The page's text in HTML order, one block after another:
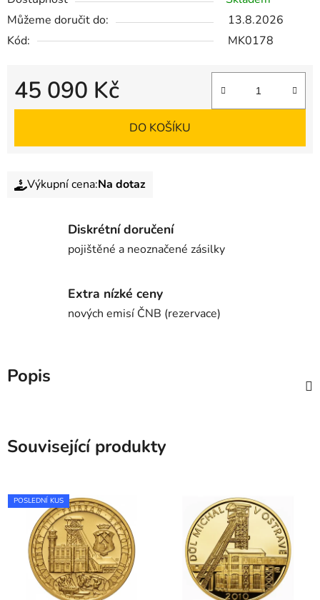
Můžeme doručit do:
13.8.2026
Kód:
MK0178
45 090 Kč
DO KOŠÍKU
Výkupní cena:Na dotaz
Diskrétní doručení
pojištěné a neoznačené zásilky
Extra nízké ceny
nových emisí ČNB (rezervace)
Popis
Související produkty
POSLEDNÍ KUS